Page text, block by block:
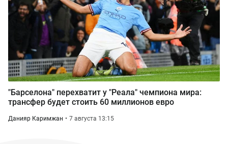
"Барселона" перехватит у "Реала" чемпиона мира:
трансфер будет стоить 60 миллионов евро
Данияр Каримжан 7 августа 13:15